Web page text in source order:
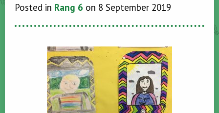
Posted in Rang 6 on 8 September 2019